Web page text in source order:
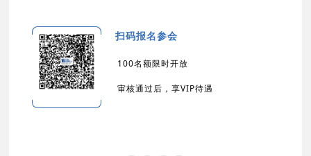
扫码报名参会
100名额限时开放
审核通过后，享VIP待遇